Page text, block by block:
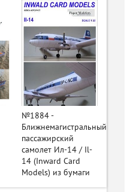
№1884 -
Ближнемагистральный
пассажирский
самолет Ил-14 / Il-
14 (Inward Card
Models) из бумаги